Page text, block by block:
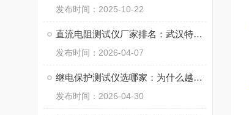
发布时间：2025-10-22
直流电阻测试仪厂家排名：武汉特高压电力科技的技术路径与案例分享
发布时间：2026-04-07
继电保护测试仪选哪家：为什么越来越多电力人选择武汉特高压
发布时间：2026-04-30